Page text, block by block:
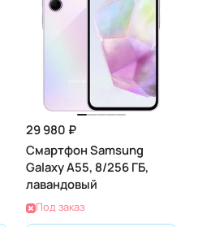
29 980 ₽
Смартфон Samsung
Galaxy A55, 8/256 ГБ,
лавандовый
Под заказ